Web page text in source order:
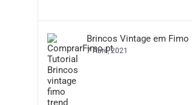
Brincos Vintage em Fimo
7 Abril, 2021